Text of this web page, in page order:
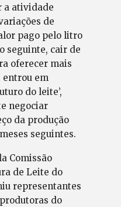
a atividade
de
pago pelo litro
seguinte, cair de
oferecer mais
entrou em
do leite’,
negociar
da produção
seguintes.
Comissão
de Leite do
representantes
do